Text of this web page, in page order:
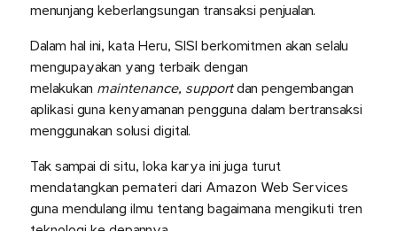
menunjang keberlangsungan transaksi penjualan.
Dalam hal ini, kata Heru, SISI berkomitmen akan selalu
mengupayakan yang terbaik dengan
melakukan maintenance, supportdan pengembangan
aplikasi guna kenyamanan pengguna dalam bertransaksi
menggunakan solusi digital.
Tak sampai di situ, loka karya ini juga turut
mendatangkan pemateri dari Amazon Web Services
guna mendulang ilmu tentang bagaimana mengikuti tren